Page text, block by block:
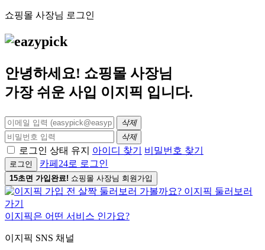
쇼핑몰 사장님 로그인
안녕하세요! 쇼핑몰 사장님
가장 쉬운 사입 이지픽 입니다.
삭제
삭제
로그인 상태 유지 아이디 찾기 비밀번호 찾기
로그인 카페24로 로그인
15초면 가입완료! 쇼핑몰 사장님 회원가입
이지픽은 어떤 서비스 인가요?
이지픽 SNS 채널